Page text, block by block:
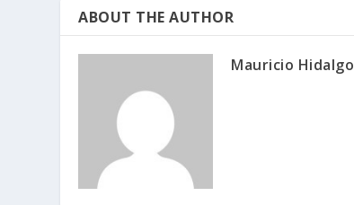
ABOUT THE AUTHOR
Mauricio Hidalgo